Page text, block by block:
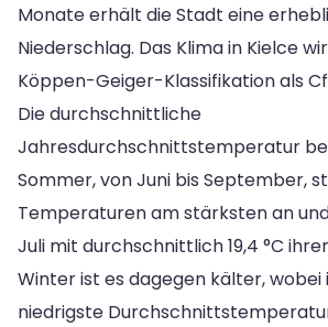
Monate erhält die Stadt eine
Niederschlag. Das Klima in Kielce
Köppen-Geiger-Klassifikation als
Die durchschnittliche
Jahresdurchschnittstemperatur
Sommer, von Juni bis September,
Temperaturen am stärksten an
Juli mit durchschnittlich 19,4 °C
Winter ist es dagegen kälter, wobei
niedrigste